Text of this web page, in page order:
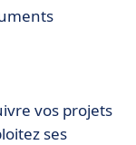
vos projets
ses